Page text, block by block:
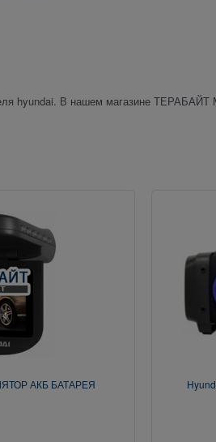
hyundai. В нашем магазине
АКБ БАТАРЕЯ